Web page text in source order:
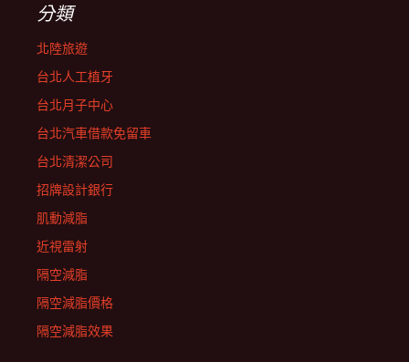
分類
北陸旅遊
台北人工植牙
台北月子中心
台北汽車借款免留車
台北清潔公司
招牌設計銀行
肌動減脂
近視雷射
隔空減脂
隔空減脂價格
隔空減脂效果